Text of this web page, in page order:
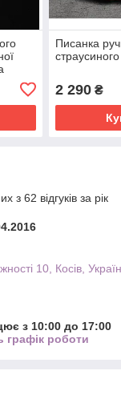
Писанка
2 290₴
з 62 відгуків за рік
10, Косів,
з 10:00 до 17:00
графік роботи